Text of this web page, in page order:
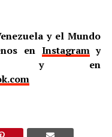
y el Mundo
en Instagramy
en